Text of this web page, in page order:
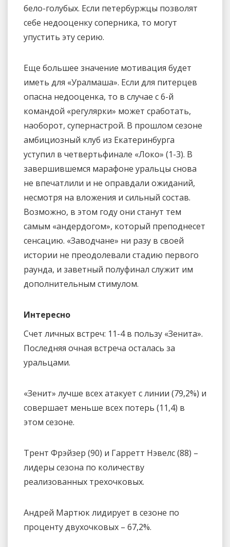
бело-голубых. Если петербуржцы позволят
себе недооценку соперника, то могут
упустить эту серию.
Еще большее значение мотивация будет
иметь для «Уралмаша». Если для питерцев
опасна недооценка, то в случае с 6-й
командой «регулярки» может сработать,
наоборот, супернастрой. В прошлом сезоне
амбициозный клуб из Екатеринбурга
уступил в четвертьфинале «Локо» (1-3). В
завершившемся марафоне уральцы снова
не впечатлили и не оправдали ожиданий,
несмотря на вложения и сильный состав.
Возможно, в этом году они станут тем
самым «андердогом», который преподнесет
сенсацию. «Заводчане» ни разу в своей
истории не преодолевали стадию первого
раунда, и заветный полуфинал служит им
дополнительным стимулом.
Интересно
Счет личных встреч: 11-4 в пользу «Зенита».
Последняя очная встреча осталась за
уральцами.
«Зенит» лучше всех атакует с линии (79,2%) и
совершает меньше всех потерь (11,4) в
этом сезоне.
Трент Фрэйзер (90) и Гарретт Нэвелс (88) –
лидеры сезона по количеству
реализованных трехочковых.
Андрей Мартюк лидирует в сезоне по
проценту двухочковых – 67,2%.